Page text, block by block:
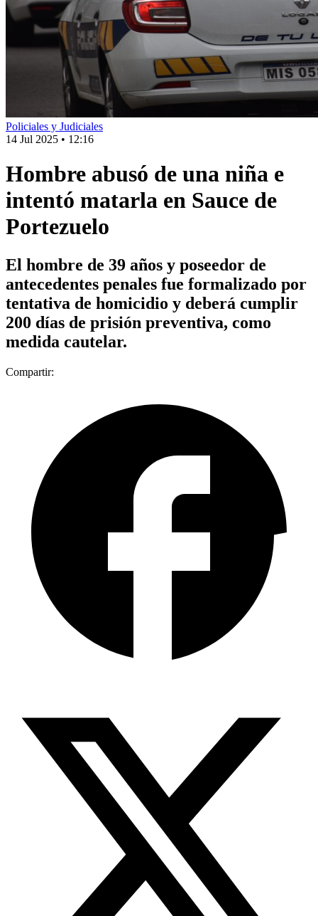
Policiales y Judiciales
14 Jul 2025 • 12:16
Hombre abusó de una niña e
intentó matarla en Sauce de
Portezuelo
El hombre de 39 años y poseedor de
antecedentes penales fue formalizado por
tentativa de homicidio y deberá cumplir
200 días de prisión preventiva, como
medida cautelar.
Compartir: